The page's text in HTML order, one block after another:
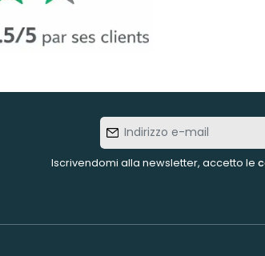
Indirizzo
e-mail
Iscrivendomi alla newsletter, accetto le